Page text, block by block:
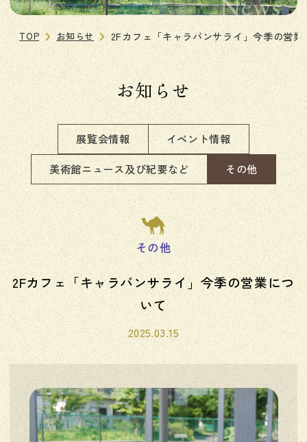
TOP お知らせ 2Fカフェ「キャラバンサライ」今季の営業
お知らせ
展覧会情報 イベント情報
美術館ニュース及び紀要など その他
その他
2Fカフェ「キャラバンサライ」今季の営業につ
いて
2025.03.15